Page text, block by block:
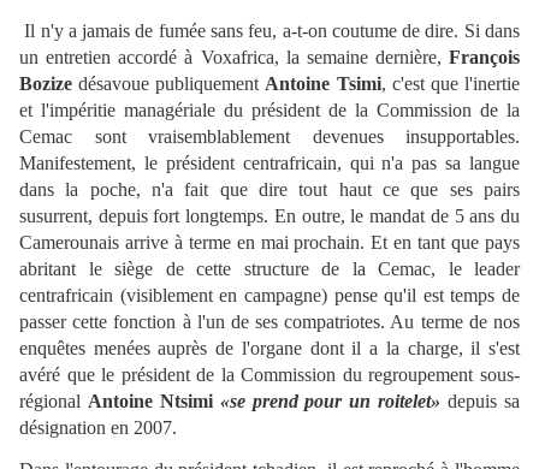
Il n'y a jamais de fumée sans feu, a-t-on coutume de dire. Si dans
un entretien accordé à Voxafrica, la semaine dernière, François
Bozize désavoue publiquement Antoine Tsimi, c'est que l'inertie
et l'impéritie managériale du président de la Commission de la
Cemac sont vraisemblablement devenues insupportables.
Manifestement, le président centrafricain, qui n'a pas sa langue
dans la poche, n'a fait que dire tout haut ce que ses pairs
susurrent, depuis fort longtemps. En outre, le mandat de 5 ans du
Camerounais arrive à terme en mai prochain. Et en tant que pays
abritant le siège de cette structure de la Cemac, le leader
centrafricain (visiblement en campagne) pense qu'il est temps de
passer cette fonction à l'un de ses compatriotes. Au terme de nos
enquêtes menées auprès de l'organe dont il a la charge, il s'est
avéré que le président de la Commission du regroupement sous-
régional Antoine Ntsimi «se prend pour un roitelet» depuis sa
désignation en 2007.